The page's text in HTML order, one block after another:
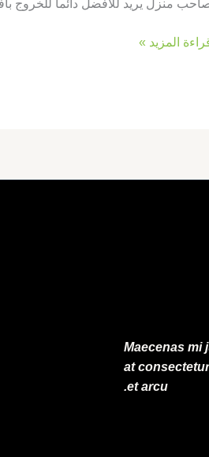
منزل يريد للأفضل دائما للخروج
المزيد »
Maecenas mi
at
et arcu.